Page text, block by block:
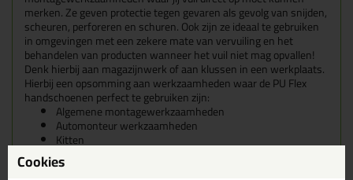
merken.Ze geven protectie tegen gevaren als gevolg van snijden,
scheuren, perforeren en schuren.Ook zijn ze ideaal te gebruiken
in omgevingen met een zekere mate van vervuiling en het
behandelen van producten wanneer het vuil niet mag opvallen!
Denk hierbij aan magazijnwerk of aan klussen in een werkplaats.
Hierbij een opsomming aan werkzaamheden waar de PU Flex
handschoenen perfect te gebruiken zijn:
Algemene montagewerkzaamheden
Automonteur werkzaamheden
Kitten
Lijmen
Schilderen
Cookies